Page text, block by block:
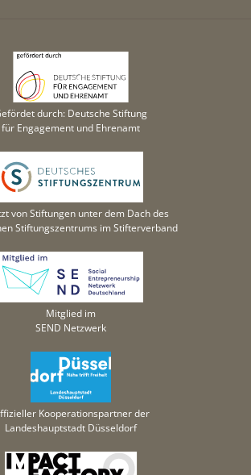
durch: Deutsche Stiftung
für Engagement und Ehrenamt
von Stiftungen unter dem Dach des
Stiftungszentrums im Stifterverband
Mitglied im
SEND Netzwerk
Kooperationspartner der
Landeshauptstadt Düsseldorf